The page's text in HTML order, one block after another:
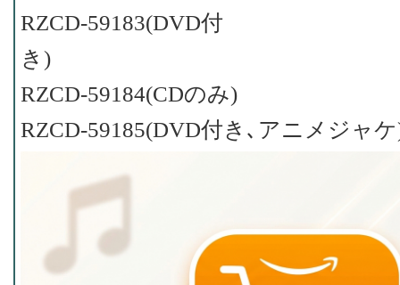
RZCD-59183(DVD付
き)
RZCD-59184(CDのみ)
RZCD-59185(DVD付き､アニメジャ